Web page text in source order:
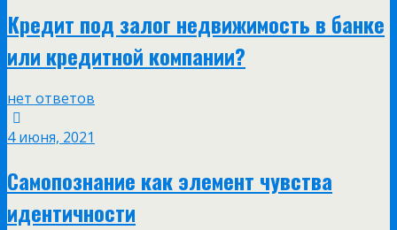
Кредит под залог недвижимость в банке
или кредитной компании?
нет ответов
4 июня, 2021
Самопознание как элемент чувства
идентичности